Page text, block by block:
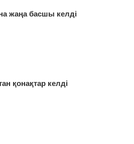
жаңа басшы келді
қонақтар келді